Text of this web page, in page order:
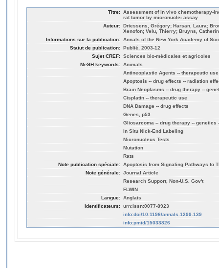
Titre: Assessment of in vivo chemotherapy-
rat tumor by micronuclei assay
Auteur: Driessens, Grégory; Harsan, Laura;
Xenofon; Velu, Thierry; Bruyns,
Informations sur la publication: Annals of the New York Academy of
Statut de publication: Publié, 2003-12
Sujet CREF: Sciences bio-médicales et agricoles
MeSH keywords: Animals
Antineoplastic Agents -- therapeutic use
Apoptosis -- drug effects -- radiation
Brain Neoplasms -- drug therapy --
Cisplatin -- therapeutic use
DNA Damage -- drug effects
Genes, p53
Gliosarcoma -- drug therapy -- genetics
In Situ Nick-End Labeling
Micronucleus Tests
Mutation
Rats
Note publication spéciale: Apoptosis from Signaling Pathways to
Note générale: Journal Article
Research Support, Non-U.S. Gov't
FLWIN
Langue: Anglais
Identificateurs: urn:issn:0077-8923
info:doi/10.1196/annals.1299.139
info:pmid/15033826